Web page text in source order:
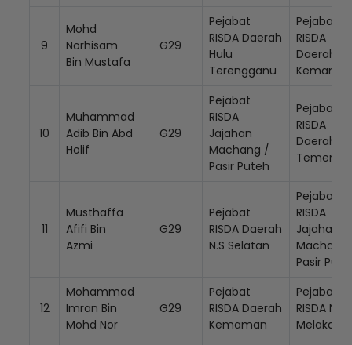
9
Mohd
Norhisam
Bin Mustafa
G29
Pejabat
RISDA Daerah
Hulu
Terengganu
Pejabat
RISDA
Daerah
10
Muhammad
Adib Bin Abd
Holif
G29
Pejabat
RISDA
Jajahan
Machang /
Pasir Puteh
Pejabat
RISDA
Daerah
Temerloh
11
Musthaffa
Afifi Bin
Azmi
G29
Pejabat
RISDA Daerah
N.S Selatan
Pejabat
RISDA
Jajahan
Pasir
12
Mohammad
Imran Bin
Mohd Nor
G29
Pejabat
RISDA Daerah
Kemaman
Pejabat
RISDA
Melaka